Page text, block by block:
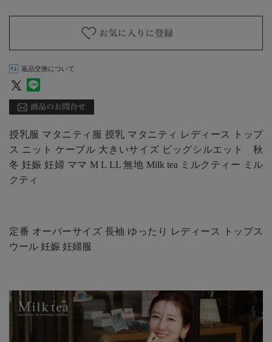
返品交換について
授乳服 マタニティ服 授乳 マタニティ レディース トップ
ス ニット ケーブル 大きいサイズ ビッグシルエット 秋
冬 妊娠 妊婦 ママ M L LL 無地 Milk tea ミルクティー ミル
クティ
定番 オーバーサイズ 長袖 ゆったり レディース トップス
ウール 妊娠 妊婦服